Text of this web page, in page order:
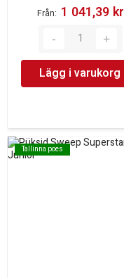
Från 1 041,39 kr‎
Lägg i varukorg
Tallinna poes
Tallinna poes